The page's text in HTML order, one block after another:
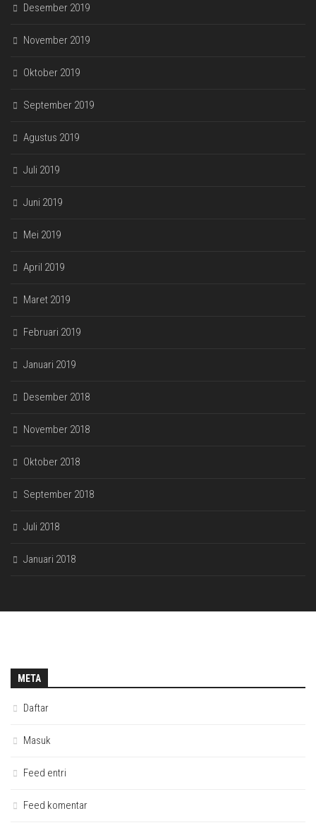
Desember 2019
November 2019
Oktober 2019
September 2019
Agustus 2019
Juli 2019
Juni 2019
Mei 2019
April 2019
Maret 2019
Februari 2019
Januari 2019
Desember 2018
November 2018
Oktober 2018
September 2018
Juli 2018
Januari 2018
META
Daftar
Masuk
Feed entri
Feed komentar